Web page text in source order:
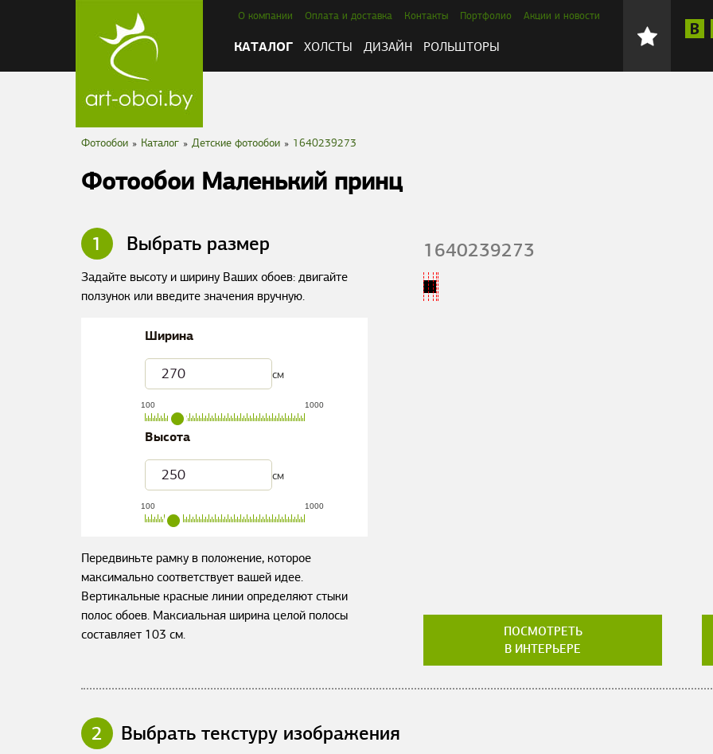
О компании Оплата и доставка Контакты Портфолио Акции и новости
КАТАЛОГ ХОЛСТЫ ДИЗАЙН РОЛЬШТОРЫ
Фотообои » Каталог » Детские фотообои » 1640239273
Фотообои Маленький принц
1 Выбрать размер
Задайте высоту и ширину Ваших обоев: двигайте
ползунок или введите значения вручную.
Ширина
см
100 1000
Высота
см
100 1000
Передвиньте рамку в положение, которое
максимально соответствует вашей идее.
Вертикальные красные линии определяют стыки
полос обоев. Максиальная ширина целой полосы
составляет 103 см.
1640239273
ПОСМОТРЕТЬ
В ИНТЕРЬЕРЕ
2 Выбрать текстуру изображения